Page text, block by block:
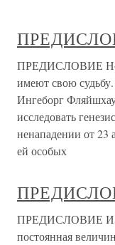
ПРЕДИСЛОВИЕ Не
имеют свою
Ингеборг
исследовать
ненапа­дении от 23
ей особых
ПРЕДИСЛОВИЕ
постоянная